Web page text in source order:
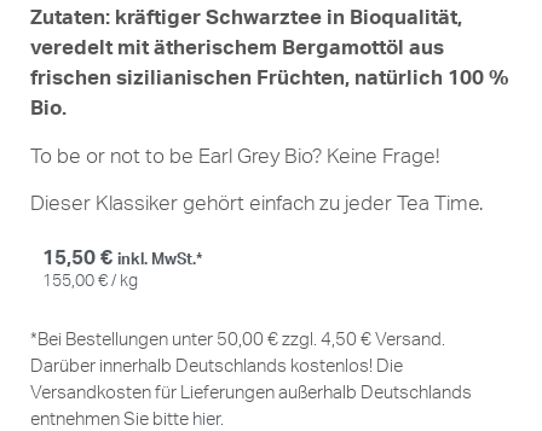
Zutaten: kräftiger Schwarztee in Bioqualität,
veredelt mit ätherischem Bergamottöl aus
frischen sizilianischen Früchten, natürlich 100 %
Bio.
To be or not to be Earl Grey Bio? Keine Frage!
Dieser Klassiker gehört einfach zu jeder Tea Time.
15,50 € inkl. MwSt.*
155,00 € / kg
*Bei Bestellungen unter 50,00 € zzgl. 4,50 € Versand.
Darüber innerhalb Deutschlands kostenlos! Die
Versandkosten für Lieferungen außerhalb Deutschlands
entnehmen Sie bitte hier.